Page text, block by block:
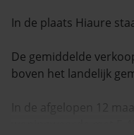
In de plaats Hiaure
De gemiddelde
boven het landelijk
In de afgelopen 12